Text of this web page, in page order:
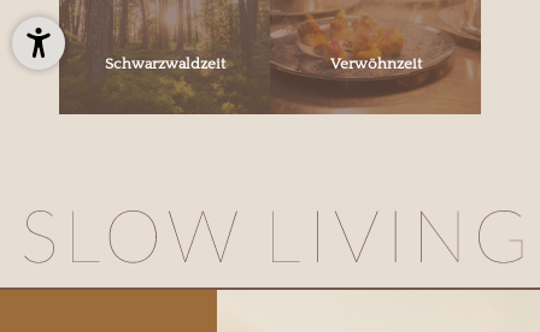
Schwarzwaldzeit Verwöhnzeit